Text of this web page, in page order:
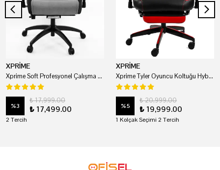
XPRİME
Xprime Soft Profesyonel Çalışma Ve Oyuncu Koltuğu
%3
₺ 17,999.00
₺ 17,499.00
2 Tercih
XPRİME
Xprime Tyler Oyuncu Koltuğu Hybrid Kumaş Kırmızı
%5
₺ 20,999.00
₺ 19,999.00
1 Kolçak Seçimi 2 Tercih